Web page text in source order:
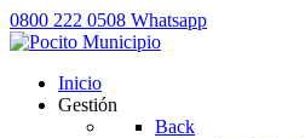
0800 222 0508 Whatsapp
Inicio
Gestión
Back